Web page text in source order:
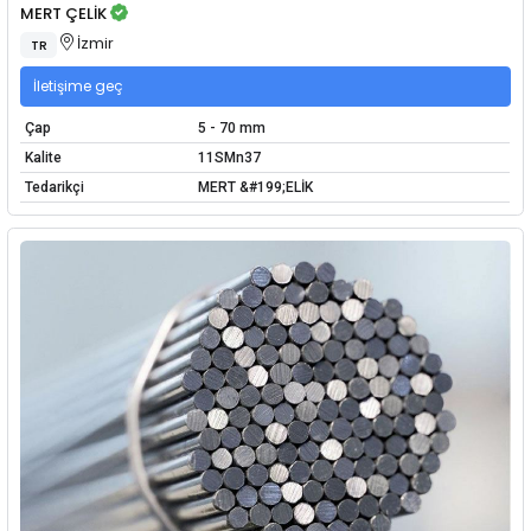
MERT ÇELİK
TR İzmir
İletişime geç
Çap
5 - 70 mm
Kalite
11SMn37
Tedarikçi
MERT &#199;ELİK